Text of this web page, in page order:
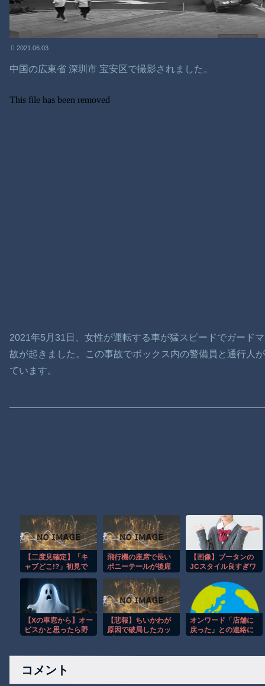
2021.06.03
中国の広東省 深圳市 宝安区で撮影されました。
2021年5月31日、女性が運転する車が猛スピードでガード
故が起きました。この事故でボックス内の警備員と通行人
ています。
【二度見確定】「キ
ャブどこ!?」初見で
トラックｗ【低す
ぎ】
飛行機の座席で長い
ポニーテールが後席
行為！！
【画像】ブータンの
JCスタイル良すぎワ
ｗｗｗｗｗｗｗ
【Xの車窓から】オー
ビスかと思ったら野
【悲報】ちいかわが
原因で破局したカッ
オンワード「店舗に
戻った」との連絡に
わなかった [8/5]
コメント